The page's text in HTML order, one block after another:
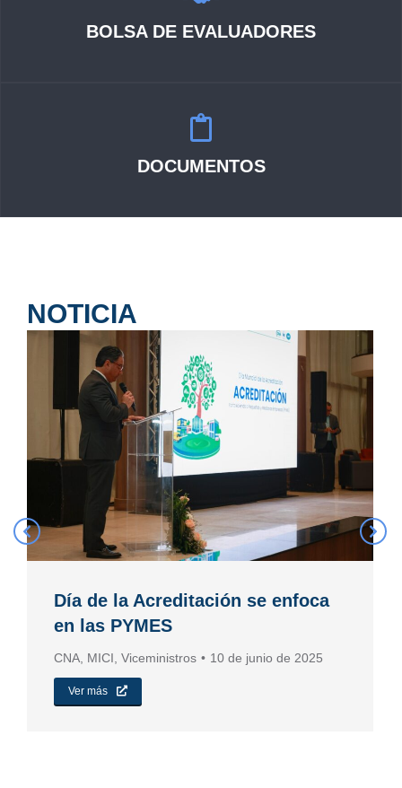
BOLSA DE EVALUADORES
DOCUMENTOS
VER MÁS
NOTICIA
Día de la Acreditación se enfoca
en las PYMES
CNA, MICI,Viceministros 10 de junio de 2025
Ver más